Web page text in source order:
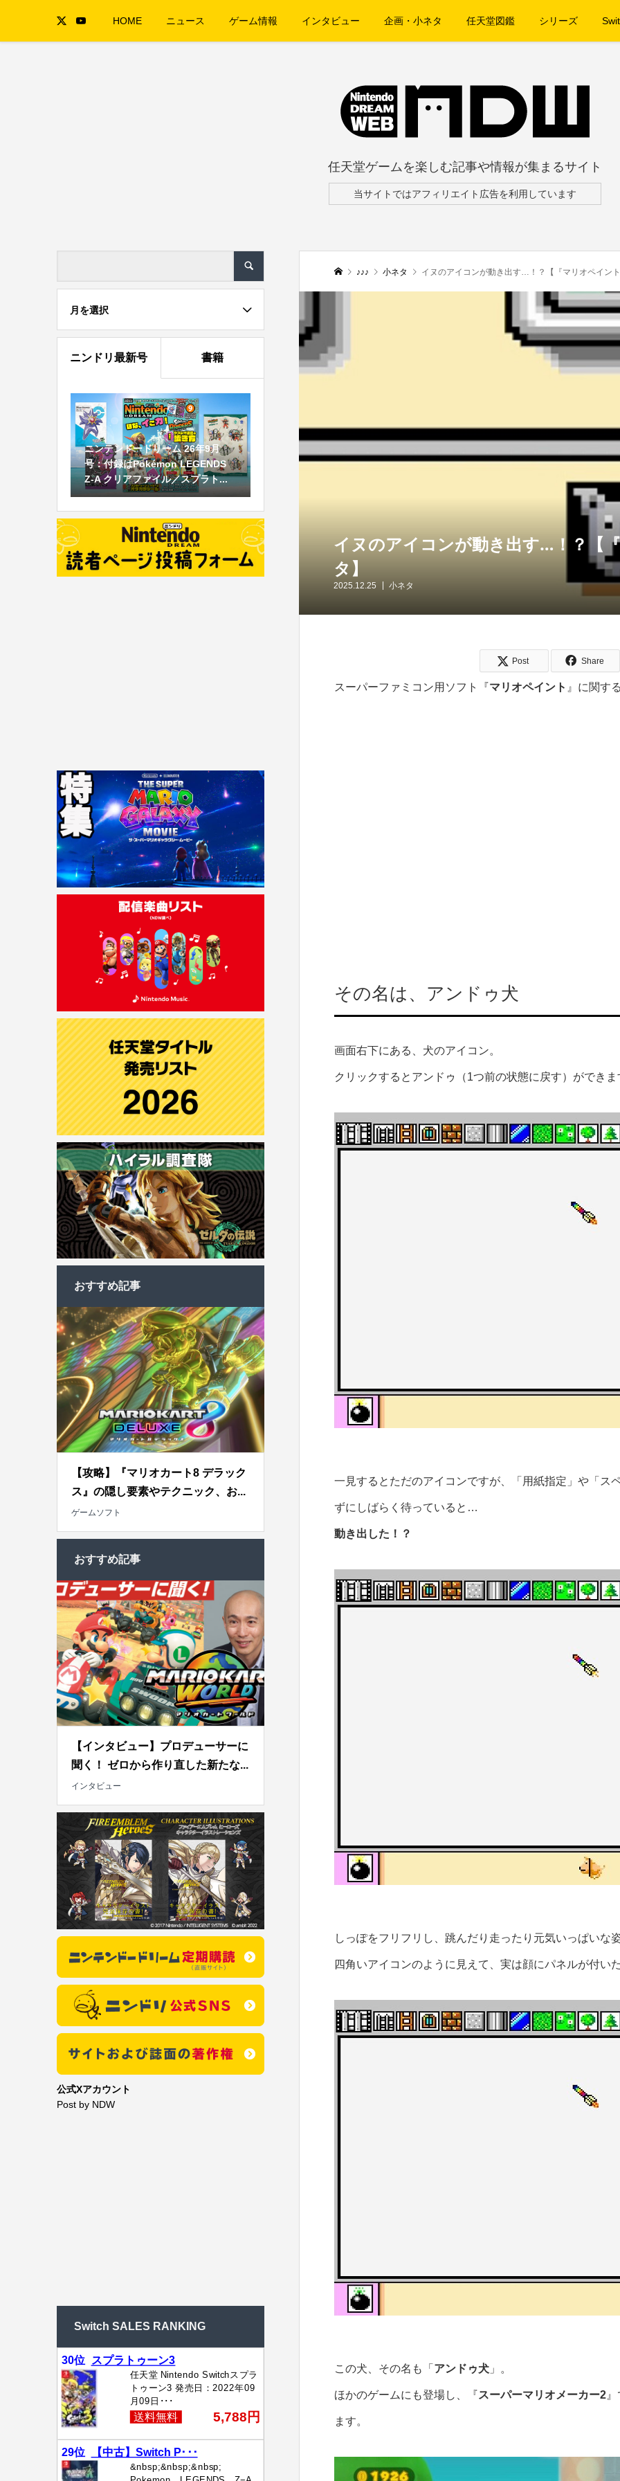
HOME ニュース ゲーム情報 インタビュー 企画・小ネタ 任天堂図鑑 シリーズ
任天堂ゲームを楽しむ記事や情報が集まるサイト
当サイトではアフィリエイト広告を利用しています
♪♪♪ 小ネタ イヌのアイコンが動き出す…！？【『マリオペイン
イヌのアイコンが動き出す…！？【
タ】
2025.12.25 小ネタ
Post Share
スーパーファミコン用ソフト『マリオペイント 』に関す
その名は、アンドゥ犬
画面右下にある、犬のアイコン。
クリックするとアンドゥ（1つ前の状態に戻す）ができま
一見するとただのアイコンですが、「用紙指定」や「ス
ずにしばらく待っていると…
動き出した！？
しっぽをフリフリし、跳んだり走ったり元気いっぱいな
四角いアイコンのように見えて、実は顔にパネルが付い
この犬、その名も「 アンドゥ犬」。
ほかのゲームにも登場し、『スーパーマリオメーカー2』
ます。
月を選択
ニンドリ最新号 書籍
ニンテンドードリーム 26年9月
号：付録はPokémon LEGENDS
Z-A クリアファイル／スプラト...
おすすめ記事
【攻略】『マリオカート8 デラック
ス』の隠し要素やテクニック、お...
ゲームソフト
おすすめ記事
【インタビュー】プロデューサーに
聞く！ ゼロから作り直した新たな...
インタビュー
公式Xアカウント
Post by NDW
Switch SALES RANKING